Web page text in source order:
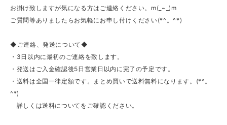
お掛け致しますが気になる方はご連絡ください。m(_~_)m
ご質問等ありましたらお気軽にお申し付けください(*^。^*)
◆ご連絡、発送について◆
・3日以内に最初のご連絡を致します。
・発送はご入金確認後5日営業日以内に完了の予定です。
・送料は全国一律定額です。まとめ買いで送料無料になります。(*^。
^*)
詳しくは送料についてをご確認ください。